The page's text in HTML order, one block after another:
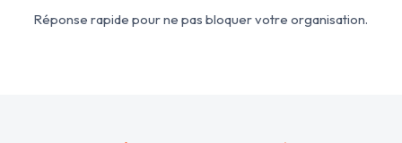
Réponse rapide pour ne pas bloquer votre organisation.